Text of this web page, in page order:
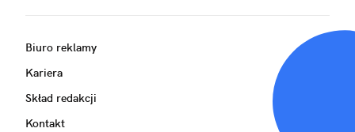
Biuro reklamy
Kariera
Skład redakcji
Kontakt